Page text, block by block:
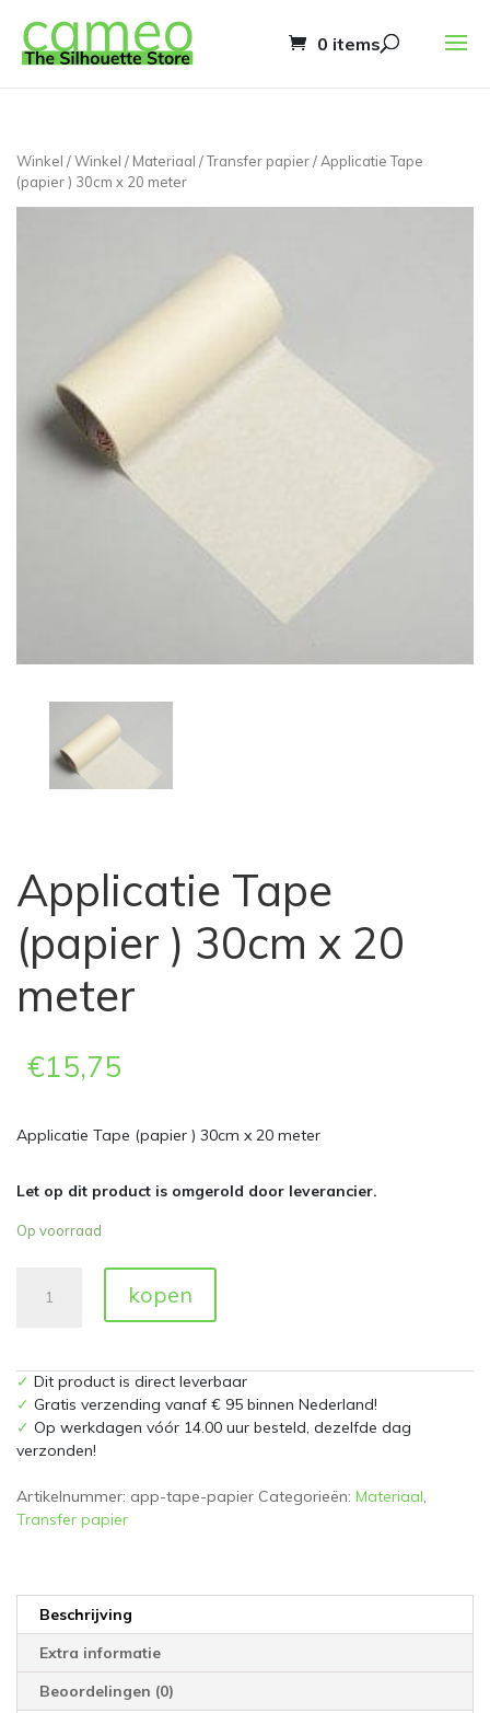
0 items
Winkel /Winkel / Materiaal /Transfer papier/ Applicatie Tape
(papier ) 30cm x 20 meter
Applicatie Tape
(papier ) 30cm x 20
meter
€15,75
Applicatie Tape (papier ) 30cm x 20 meter
Let op dit product is omgerold door leverancier.
Op voorraad
Tape
30cm
meter
aantal
kopen
✓ Dit product is direct leverbaar
✓ Gratis verzending vanaf € 95 binnen Nederland!
✓ Op werkdagen vóór 14.00 uur besteld, dezelfde dag
verzonden!
Artikelnummer: app-tape-papier Categorieën: Materiaal,
Transfer papier
Beschrijving
Extra informatie
Beoordelingen (0)